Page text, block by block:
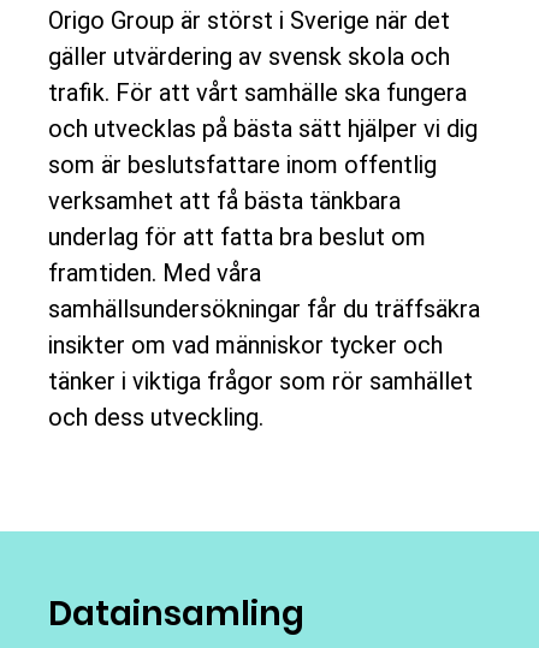
Origo Group är störst i Sverige när det
gäller utvärdering av svensk skola och
trafik. För att vårt samhälle ska fungera
och utvecklas på bästa sätt hjälper vi dig
som är beslutsfattare inom offentlig
verksamhet att få bästa tänkbara
underlag för att fatta bra beslut om
framtiden. Med våra
samhällsundersökningar får du träffsäkra
insikter om vad människor tycker och
tänker i viktiga frågor som rör samhället
och dess utveckling.
Datainsamling